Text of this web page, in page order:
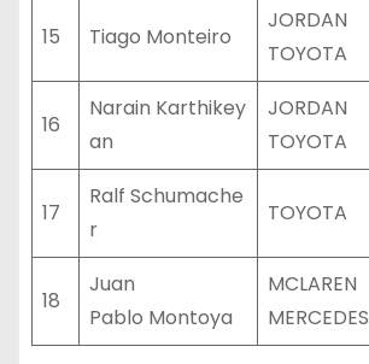
15 Tiago Monteiro
JORDAN
TOYOTA
16
Narain Karthikey
an
JORDAN
TOYOTA
17
Ralf Schumache
r
TOYOTA
18
Juan
Pablo Montoya
MCLAREN
MERCEDES